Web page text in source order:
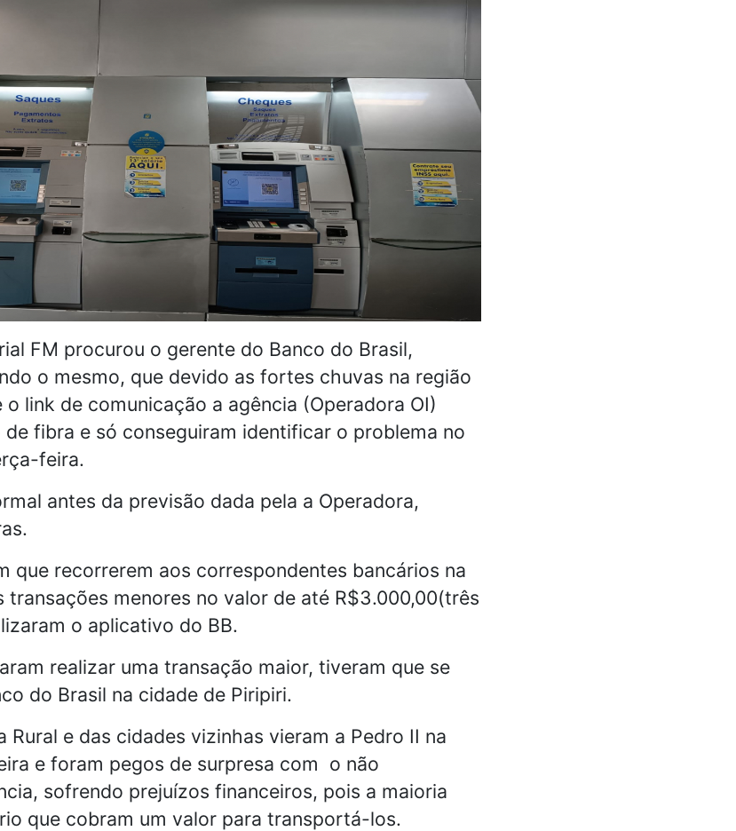
FM procurou o gerente do Banco do Brasil,
o mesmo, que devido as fortes chuvas na região
link de comunicação a agência (Operadora OI)
fibra e só conseguiram identificar o problema no
feira.
antes da previsão dada pela a Operadora,
que recorrerem aos correspondentes bancários na
transações menores no valor de até R$3.000,00(três
o aplicativo do BB.
realizar uma transação maior, tiveram que se
do Brasil na cidade de Piripiri.
Rural e das cidades vizinhas vieram a Pedro II na
e foram pegos de surpresa com o não
sofrendo prejuízos financeiros, pois a maioria
que cobram um valor para transportá-los.